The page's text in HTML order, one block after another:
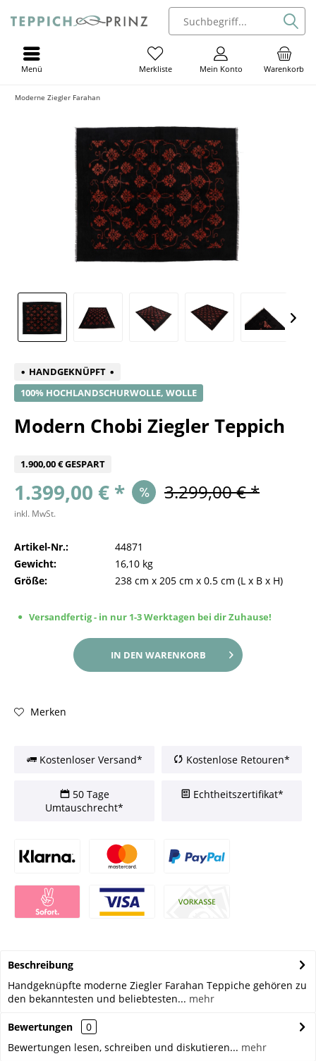
Warenkorb
Mein Konto
Merkliste
Menü
Moderne Ziegler Farahan
HANDGEKNÜPFT
100% HOCHLANDSCHURWOLLE, WOLLE
Modern Chobi Ziegler Teppich
1.900,00 € GESPART
1.399,00 € * 3.299,00 € *
inkl. MwSt.
Artikel-Nr.:
44871
Gewicht:
16,10 kg
Größe:
238 cm x 205 cm x 0.5 cm (L x B x H)
Versandfertig - in nur 1-3 Werktagen bei dir Zuhause!
IN DEN WARENKORB
Merken
Kostenloser Versand* Kostenlose Retouren*
50 Tage
Umtauschrecht*
Echtheitszertifikat*
Beschreibung
Handgeknüpfte moderne Ziegler Farahan Teppiche gehören zu
den bekanntesten und beliebtesten... mehr
Bewertungen
0
Bewertungen lesen, schreiben und diskutieren... mehr